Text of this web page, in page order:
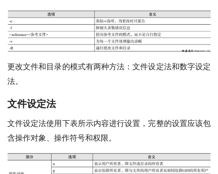
更改文件和目录的模式有两种方法：文件设定法和数字设定
法。
文件设定法
文件设定法使用下表所示内容进行设置，完整的设置应该包
含操作对象、操作符号和权限。